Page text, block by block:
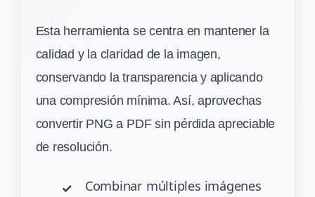
Esta herramienta se centra en mantener la
calidad y la claridad de la imagen,
conservando la transparencia y aplicando
una compresión mínima. Así, aprovechas
convertir PNG a PDF sin pérdida apreciable
de resolución.
Combinar múltiples imágenes